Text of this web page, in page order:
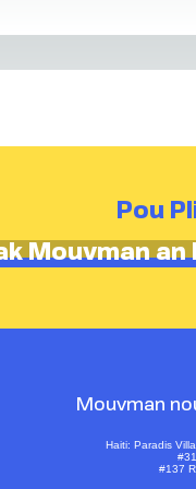
Pou
Mouvman an
Mouvman
Haiti: Paradis
#137